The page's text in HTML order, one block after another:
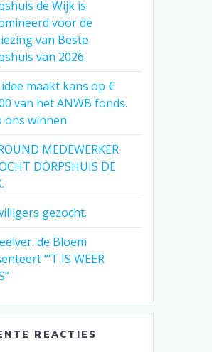
de Wijk is
voor de
van Beste
van 2026.
maakt kans op €
van het ANWB fonds.
ons winnen
MEDEWERKER
DORPSHUIS DE
gezocht.
de Bloem
“‘T IS WEER
REACTIES